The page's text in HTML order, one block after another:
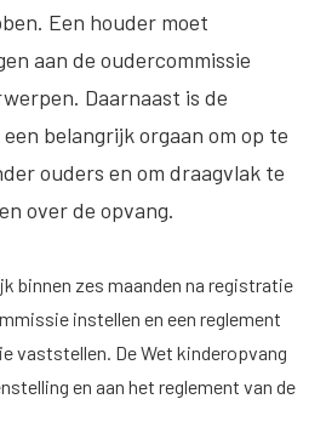
Een houder moet
aan de oudercommissie
Daarnaast is de
belangrijk orgaan om op te
ouders en om draagvlak te
over de opvang.
binnen zes maanden na registratie
instellen en een reglement
vaststellen. De Wet kinderopvang
en aan het reglement van de